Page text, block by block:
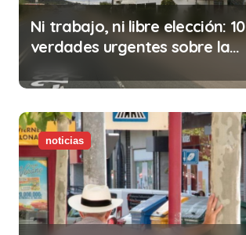
Ni trabajo, ni libre elección: 10
verdades urgentes sobre la
noticias